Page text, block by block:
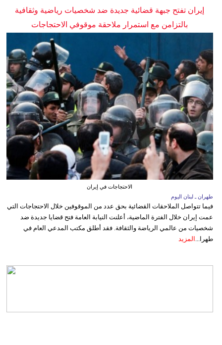
إيران تفتح جبهة قضائية جديدة ضد شخصيات رياضية وثقافية
بالتزامن مع استمرار ملاحقة موقوفي الاحتجاجات
الاحتجاجات في إيران
طهران ـ لبنان اليوم
فيما تتواصل الملاحقات القضائية بحق عدد من الموقوفين خلال الاحتجاجات التي
عمت إيران خلال الفترة الماضية، أعلنت النيابة العامة فتح قضايا جديدة ضد
شخصيات من عالمي الرياضة والثقافة. فقد أطلق مكتب المدعي العام في
طهرا... المزيد